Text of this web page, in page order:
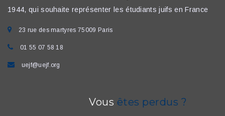
1944, qui souhaite représenter les étudiants juifs en France
23 rue des martyres 75009 Paris
01 55 07 58 18
uejf@uejf.org
Vous êtes perdus ?